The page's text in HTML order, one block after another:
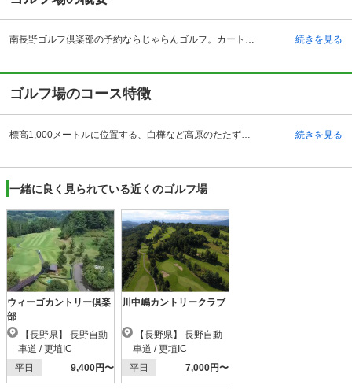
南長野ゴルフ倶楽部の予約ならじゃらんゴルフ。カートの有無や利用税、キャンセル料、ナイター設備、駐車場などのコース情報はもちろん、口コミ、フォトギャラリーなどコースの難易度や攻略に役立つ情報充実、予約する度にポイントが貯まるのでお得にゴルフをお楽しみ頂けます。 長野県長野市大岡中牧の南長野ゴルフ倶楽部は、上信越自動車道・更埴インターチェンジより約30分、長野自動車道・麻績インターチェンジより約35分、JR篠ノ井駅からタクシーで約30分ほどの立地にあるゴルフ場です。常に地理・気候・地形・地質・植生等の自然条件と、社会条件を考慮した設計を心掛ける、倉上俊治氏の設計により、昭和62年9月15日に開場しました。「グランドシニア＆シニア＆レディス競技会」等、一年を通じて様々な競技会を開催してきています。現代的なデザインのなかにも重厚さをポイントに配した雰囲気のクラブハウスです。吹き抜けの広々とした玄関ホールやコースが見わたせるレストラン、そして北アルプスが望めるコンペルームと、パウダールーム付きの浴室などがあります。 続きを見る
ゴルフ場のコース特徴
標高1,000メートルに位置する、白樺など高原のたたずまいに溢れた丘陵コースです。ホール毎に異なる顔を見せる、雄大な北アルプス連峰の眺望は絶景です。各ホールは四季折々の樹木でセパレートされており、広く充分な距離と、ゆるやかな曲線を配したアンジュレーションがある、戦略性に富む大胆かつ繊細な攻めが要求されるコースになっています。全長6,980ヤード、パー72と距離の長い林間のコースです。ホール間は四季折々の美しさが楽しめる、カラマツ、モミ、ニレ、シラカバ、モミジ、ヤマザクラ、ハナミズキなどの樹林でセパレートされています。また6番ホールは、圧巻の大パノラマ・残雪の残る北アルプスに向かって雄大にショットできる、名物ホールの一つです。 続きを見る
一緒に良く見られている近くのゴルフ場
ウィーゴカントリー倶楽
部
車道 / 更埴IC
平日
9,400円〜
川中嶋カントリークラブ
車道 / 更埴IC
平日
7,000円〜